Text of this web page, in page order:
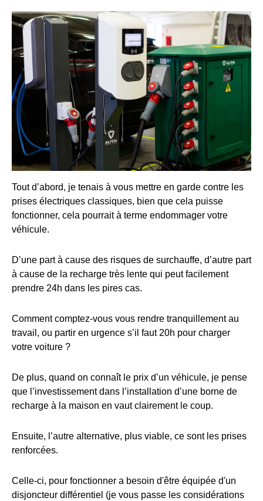
Tout d’abord, je tenais à vous mettre en garde contre les
prises électriques classiques, bien que cela puisse
fonctionner, cela pourrait à terme endommager votre
véhicule.
D’une part à cause des risques de surchauffe, d’autre part
à cause de la recharge très lente qui peut facilement
prendre 24h dans les pires cas.
Comment comptez-vous vous rendre tranquillement au
travail, ou partir en urgence s’il faut 20h pour charger
votre voiture ?
De plus, quand on connaît le prix d’un véhicule, je pense
que l’investissement dans l’installation d’une borne de
recharge à la maison en vaut clairement le coup.
Ensuite, l’autre alternative, plus viable, ce sont les prises
renforcées.
Celle-ci, pour fonctionner a besoin d'être équipée d'un
disjoncteur différentiel (je vous passe les considérations